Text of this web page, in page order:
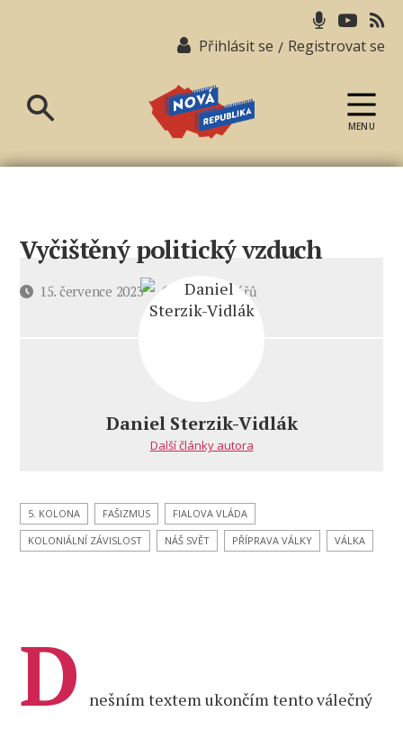
Přihlásit se / Registrovat se
republika
MENU
Vyčištěný politický vzduch
Datum15. července 2023 7 komentářůu
Daniel Sterzik-Vidlák
Další články autora
5. KOLONA FAŠIZMUS
FIALOVA VLÁDA
KOLONIÁLNÍ ZÁVISLOST
NÁŠ SVĚT PŘÍPRAVA VÁLKY VÁLKA
D nešním textem ukončím tento válečný